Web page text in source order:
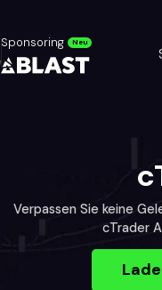
Sponsoring Neu
Verpassen Sie keine
cTrader